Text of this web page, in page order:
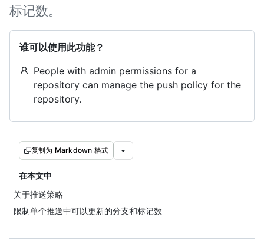
标记数。
谁可以使用此功能？
People with admin permissions for a
repository can manage the push policy for the
repository.
复制为 Markdown 格式
在本文中
关于推送策略
限制单个推送中可以更新的分支和标记数